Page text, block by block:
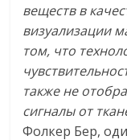
веществ в
визуализации
том, что
также не
сигналы от
Фолкер Бер,